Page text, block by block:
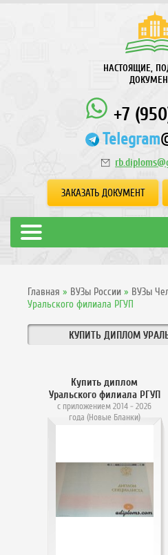
НАСТОЯЩИЕ,
+7
Telegram
ЗАКАЗАТЬ ДОКУМЕНТ
Главная » ВУЗы России » ВУЗы
Уральского филиала РГУП
КУПИТЬ ДИПЛОМ
Купить диплом
Уральского филиала РГУП
с приложением 2014 - 2026
года (Новые Бланки)